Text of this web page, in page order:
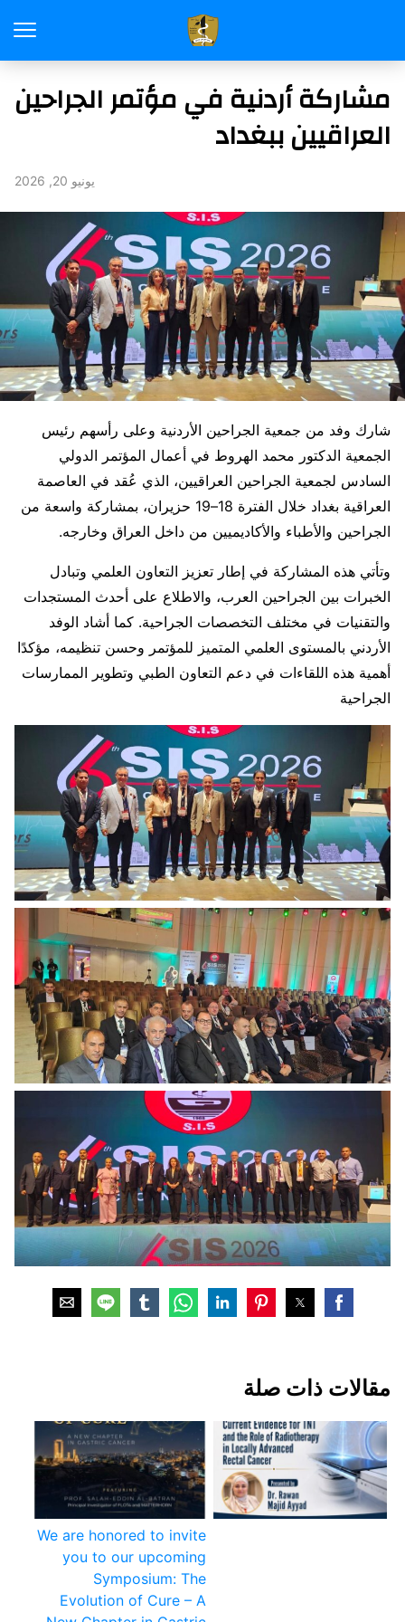
مشاركة أردنية في مؤتمر الجراحين
العراقيين ببغداد
يونيو 20, 2026
شارك وفد من جمعية الجراحين الأردنية وعلى رأسهم رئيس
الجمعية الدكتور محمد الهروط في أعمال المؤتمر الدولي
السادس لجمعية الجراحين العراقيين، الذي عُقد في العاصمة
العراقية بغداد خلال الفترة 18–19 حزيران، بمشاركة واسعة من
الجراحين والأطباء والأكاديميين من داخل العراق وخارجه.
وتأتي هذه المشاركة في إطار تعزيز التعاون العلمي وتبادل
الخبرات بين الجراحين العرب، والاطلاع على أحدث المستجدات
والتقنيات في مختلف التخصصات الجراحية. كما أشاد الوفد
الأردني بالمستوى العلمي المتميز للمؤتمر وحسن تنظيمه، مؤكدًا
أهمية هذه اللقاءات في دعم التعاون الطبي وتطوير الممارسات
الجراحية
مقالات ذات صلة
We are honored to invite
you to our upcoming
Symposium: The
Evolution of Cure – A